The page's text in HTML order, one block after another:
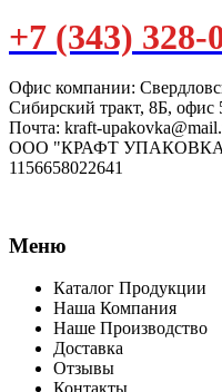
+7 (343) 328-
Офис компании:
Сибирский тракт, 8Б, офис
Почта: kraft-
ООО "КРАФТ УПАКОВКА"
1156658022641
Меню
Каталог Продукции
Наша Компания
Наше Производство
Доставка
Отзывы